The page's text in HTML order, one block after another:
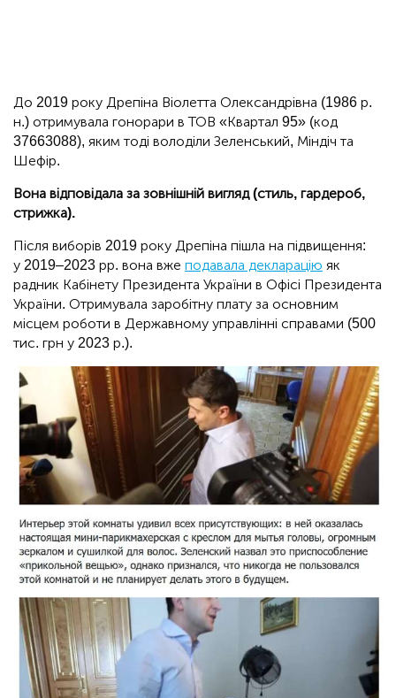
До 2019 року Дрепіна Віолетта Олександрівна (1986 р.
н.) отримувала гонорари в ТОВ «Квартал 95» (код
37663088), яким тоді володіли Зеленський, Міндіч та
Шефір.
Вона відповідала за зовнішній вигляд (стиль, гардероб,
стрижка).
Після виборів 2019 року Дрепіна пішла на підвищення:
у 2019–2023 рр. вона вже подавала декларацію як
радник Кабінету Президента України в Офісі Президента
України. Отримувала заробітну плату за основним
місцем роботи в Державному управлінні справами (500
тис. грн у 2023 р.).